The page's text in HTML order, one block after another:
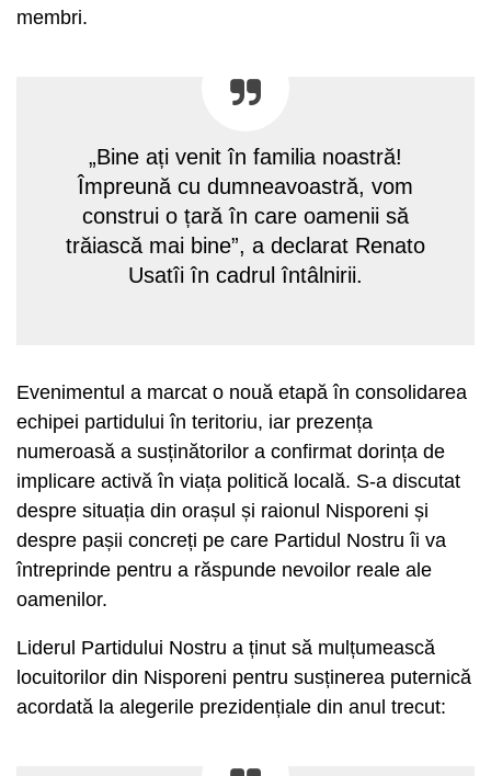
membri.
„Bine ați venit în familia noastră!
Împreună cu dumneavoastră, vom
construi o țară în care oamenii să
trăiască mai bine”, a declarat Renato
Usatîi în cadrul întâlnirii.
Evenimentul a marcat o nouă etapă în consolidarea
echipei partidului în teritoriu, iar prezența
numeroasă a susținătorilor a confirmat dorința de
implicare activă în viața politică locală. S-a discutat
despre situația din orașul și raionul Nisporeni și
despre pașii concreți pe care Partidul Nostru îi va
întreprinde pentru a răspunde nevoilor reale ale
oamenilor.
Liderul Partidului Nostru a ținut să mulțumească
locuitorilor din Nisporeni pentru susținerea puternică
acordată la alegerile prezidențiale din anul trecut: